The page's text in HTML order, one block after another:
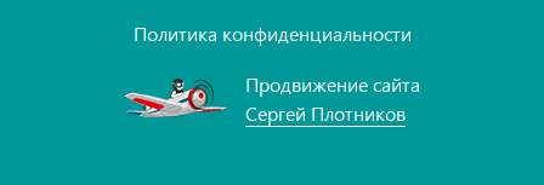
Политика конфиденциальности
Продвижение сайта
Сергей Плотников